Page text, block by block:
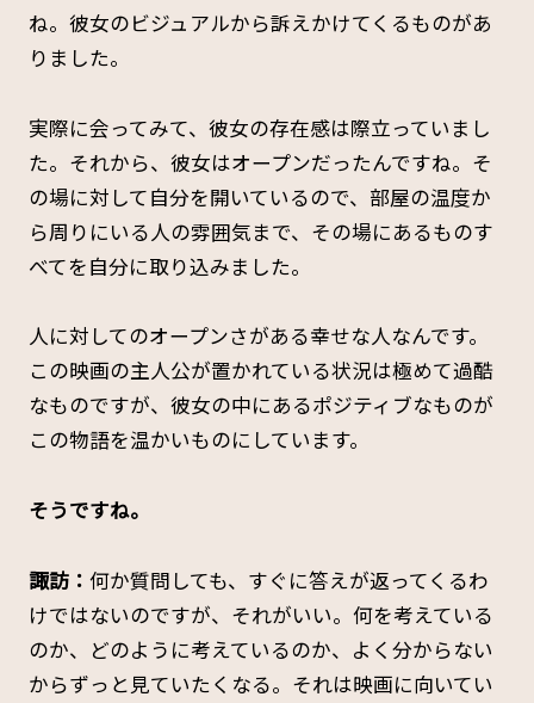
ね。彼女のビジュアルから訴えかけてくるものがあ
りました。
実際に会ってみて、彼女の存在感は際立っていまし
た。それから、彼女はオープンだったんですね。そ
の場に対して自分を開いているので、部屋の温度か
ら周りにいる人の雰囲気まで、その場にあるものす
べてを自分に取り込みました。
人に対してのオープンさがある幸せな人なんです。
この映画の主人公が置かれている状況は極めて過酷
なものですが、彼女の中にあるポジティブなものが
この物語を温かいものにしています。
――そうですね。
諏訪： 何か質問しても、すぐに答えが返ってくるわ
けではないのですが、それがいい。何を考えている
のか、どのように考えているのか、よく分からない
からずっと見ていたくなる。それは映画に向いてい